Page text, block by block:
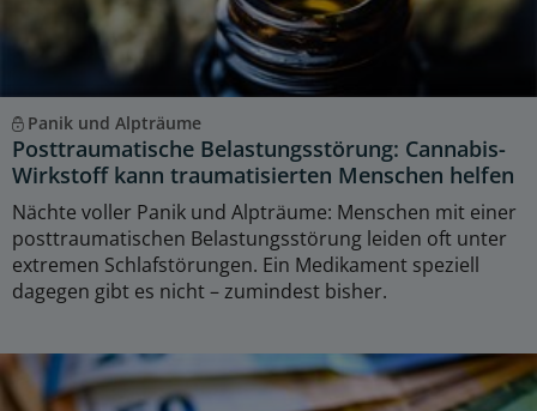
Panik und Alpträume
Posttraumatische Belastungsstörung: Cannabis-
Wirkstoff kann traumatisierten Menschen helfen
Nächte voller Panik und Alpträume: Menschen mit einer
posttraumatischen Belastungsstörung leiden oft unter
extremen Schlafstörungen. Ein Medikament speziell
dagegen gibt es nicht – zumindest bisher.